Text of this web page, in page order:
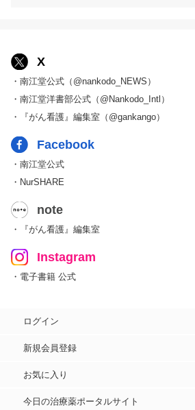
X
・南江堂公式（@nankodo_NEWS）
・南江堂洋書部公式（@Nankodo_Intl）
・『がん看護』編集室（@gankango）
Facebook
・南江堂公式
・NurSHARE
note
・『がん看護』編集室
Instagram
・電子書籍 公式
ログイン
新規会員登録
お気に入り
今日の治療薬ポータルサイト